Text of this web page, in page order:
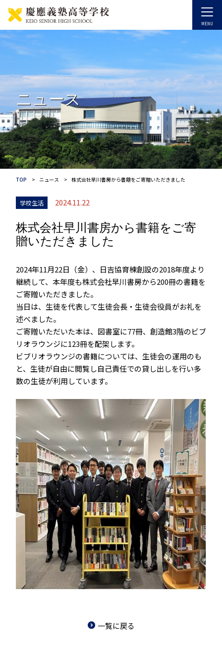
ニュース
TOP ニュース 株式会社早川書房から書籍をご寄贈いただきました
学校生活 2024.11.22
株式会社早川書房から書籍をご寄
贈いただきました
2024年11月22日（金）、日吉協育棟創設の2018年度より
継続して、本年度も株式会社早川書房から200冊の書籍を
ご寄贈いただきました。
当日は、生徒を代表して生徒会長・生徒会役員がお礼を
述べました。
ご寄贈いただいた本は、図書室に77冊、創造館3階のビブ
リオラウンジに123冊を配架します。
ビブリオラウンジの書籍については、生徒会の運用のも
と、生徒が自由に閲覧し自己責任での貸し出しを行い多
数の生徒が利用しています。
一覧に戻る